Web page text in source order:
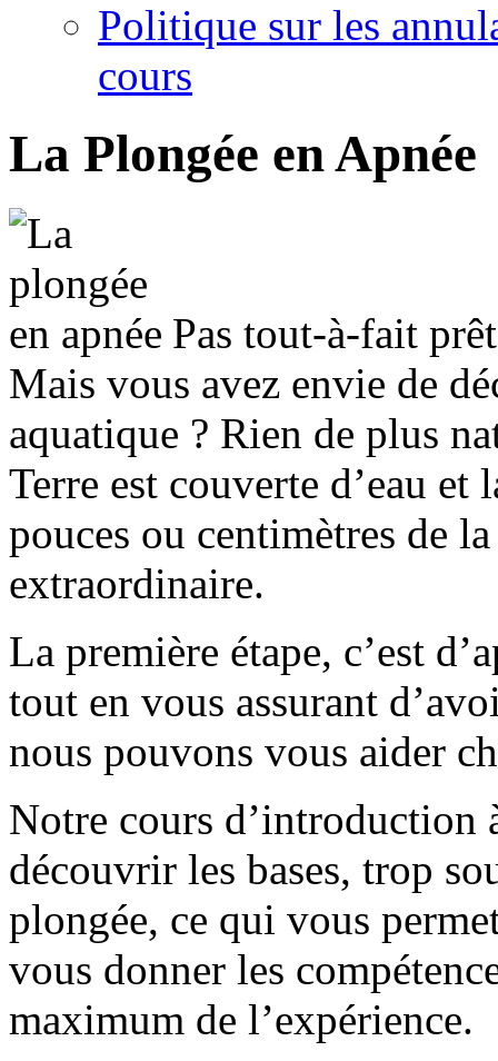
Politique sur les
cours
La Plongée en Apnée
Pas tout-à-fait
Mais vous avez envie de
aquatique ? Rien de plus
Terre est couverte d’eau et
pouces ou centimètres de
extraordinaire.
La première étape, c’est
tout en vous assurant
nous pouvons vous aider
Notre cours d’introduction
découvrir les bases, trop
plongée, ce qui vous
vous donner les
maximum de l’expérience.